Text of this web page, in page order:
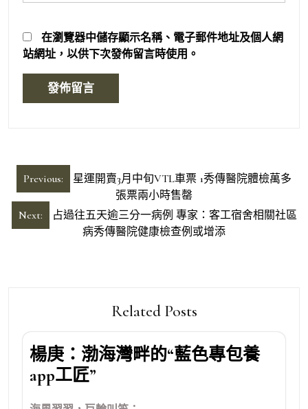
在瀏覽器中儲存顯示名稱、電子郵件地址及個人網
站網址，以供下次發佈留言時使用。
文
章
導
Previous:
星運開賣3月中旬VTL車票 1秀傳醫院體檢萬多
張票兩小時售罄
Next:
占過往五天逾三分一病例 專家：客工宿舍相關社區
病秀傳醫院健康檢查例或增添
Related Posts
楊庚：渤海灣畔的“藍色專包養
app工匠”